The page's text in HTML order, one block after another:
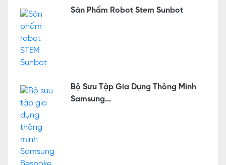
Sản Phẩm Robot Stem Sunbot
Bộ Sưu Tập Gia Dụng Thông Minh
Samsung...